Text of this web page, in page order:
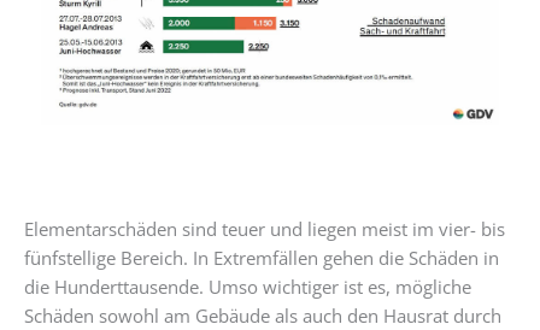
Elementarschäden sind teuer und liegen meist im vier- bis
fünfstellige Bereich. In Extremfällen gehen die Schäden in
die Hunderttausende. Umso wichtiger ist es, mögliche
Schäden sowohl am Gebäude als auch den Hausrat durch